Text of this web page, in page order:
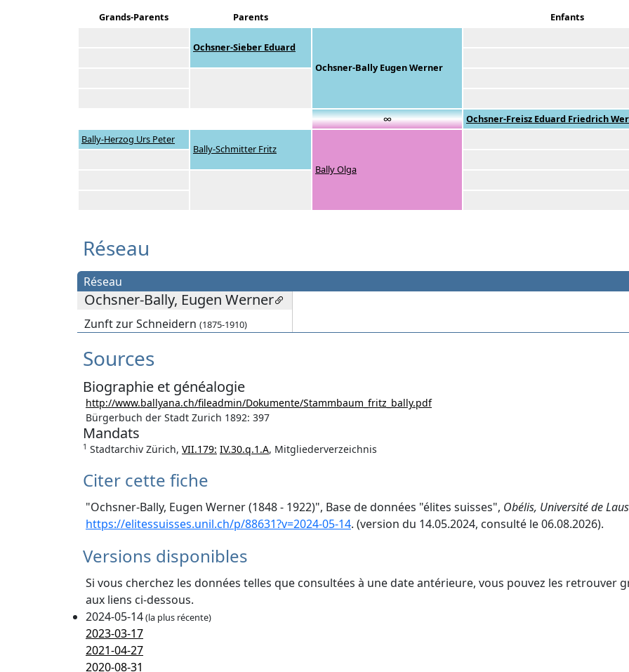
Grands-Parents Parents Enfants
Ochsner-Sieber Eduard
Ochsner-Bally Eugen Werner
∞
Ochsner-Freisz Eduard Friedrich
Bally-Herzog Urs Peter
Bally-Schmitter Fritz
Bally Olga
Réseau
Réseau
Ochsner-Bally, Eugen Werner
Zunft zur Schneidern (1875-1910)
Sources
Biographie et généalogie
http://www.ballyana.ch/fileadmin/Dokumente/Stammbaum_fritz_bally.pdf
Bürgerbuch der Stadt Zurich 1892: 397
Mandats
1 Stadtarchiv Zürich, VII.179: IV.30.q.1.A, Mitgliederverzeichnis
Citer cette fiche
"Ochsner-Bally, Eugen Werner (1848 - 1922)", Base de données "élites suisses", Obélis, Université de
https://elitessuisses.unil.ch/p/88631?v=2024-05-14. (version du 14.05.2024, consulté le 06.08.2026).
Versions disponibles
Si vous cherchez les données telles que consultées à une date antérieure, vous pouvez les retrouver
aux liens ci-dessous.
2024-05-14(la plus récente)
2023-03-17
2021-04-27
2020-08-31